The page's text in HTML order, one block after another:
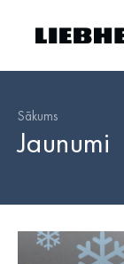
Sākums
Jaunumi